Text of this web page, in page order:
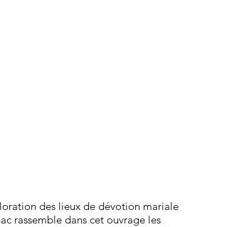
des lieux de dévotion mariale
rassemble dans cet ouvrage les